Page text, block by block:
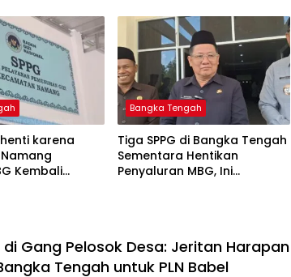
Layanan Polri 110
karena
Namang
Kembali
Bangka Tengah
‎Tiga SPPG di Bangka Tengah
Sementara Hentikan
Penyaluran MBG, Ini
Gang Pelosok Desa: Jeritan Harapan
Tengah untuk PLN Babel